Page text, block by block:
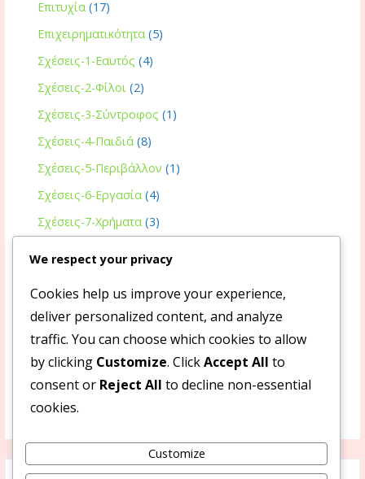
Επιτυχία (17)
Επιχειρηματικότητα (5)
Σχέσεις-1-Εαυτός (4)
Σχέσεις-2-Φίλοι (2)
Σχέσεις-3-Σύντροφος (1)
Σχέσεις-4-Παιδιά (8)
Σχέσεις-5-Περιβάλλον (1)
Σχέσεις-6-Εργασία (4)
Σχέσεις-7-Χρήματα (3)
Όμορφα
(9)
Πνευματικότητα(7)
Ποίηση(7)
Ταινίες(3)
Search
We respect your privacy
Cookies help us improve your experience,
deliver personalized content, and analyze
traffic. You can choose which cookies to allow
by clicking Customize. ClickAccept All to
consent or Reject All to decline non-essential
cookies.
Customize